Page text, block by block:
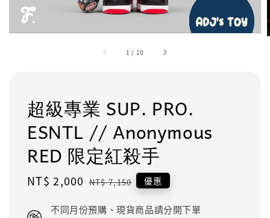
1 / 10
超級專業 SUP. PRO.
ESNTL // Anonymous
RED 限定紅殺手
Sale
NT$ 2,000 Regular
NT$ 7,150 優惠
不同月份預購、現貨商品請分開下單